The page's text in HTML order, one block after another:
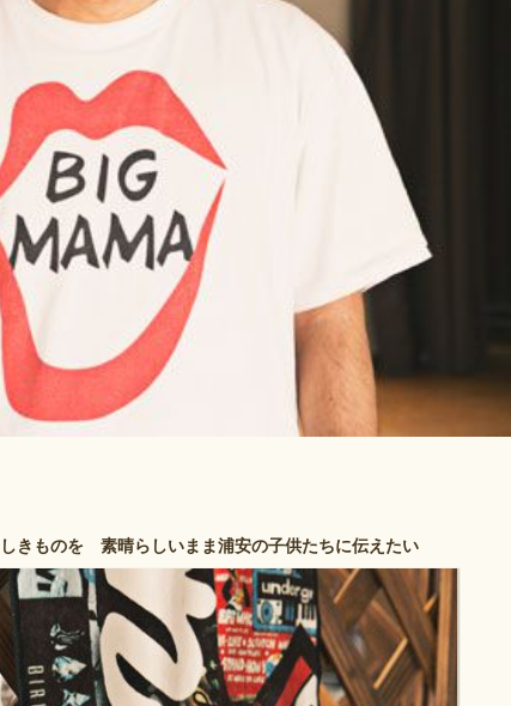
きものを 素晴らしいまま浦安の子供たちに伝えたい